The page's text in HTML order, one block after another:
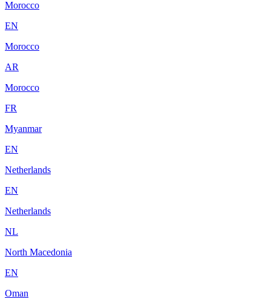
Morocco
EN
Morocco
AR
Morocco
FR
Myanmar
EN
Netherlands
EN
Netherlands
NL
North Macedonia
EN
Oman